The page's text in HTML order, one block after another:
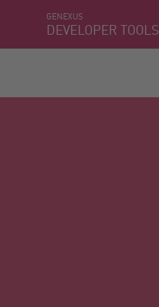
GENEXUS
DEVELOPER TOOLS